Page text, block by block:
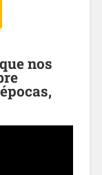
nos